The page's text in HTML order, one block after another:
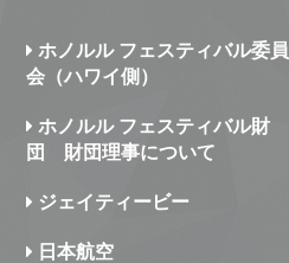
ホノルル フェスティバル委員
会（ハワイ側）
ホノルル フェスティバル財
団 財団理事について
ジェイティービー
日本航空